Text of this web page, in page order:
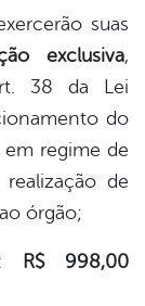
suas
exclusiva,
38 da Lei
do
regime de
de
órgão;
R$ 998,00